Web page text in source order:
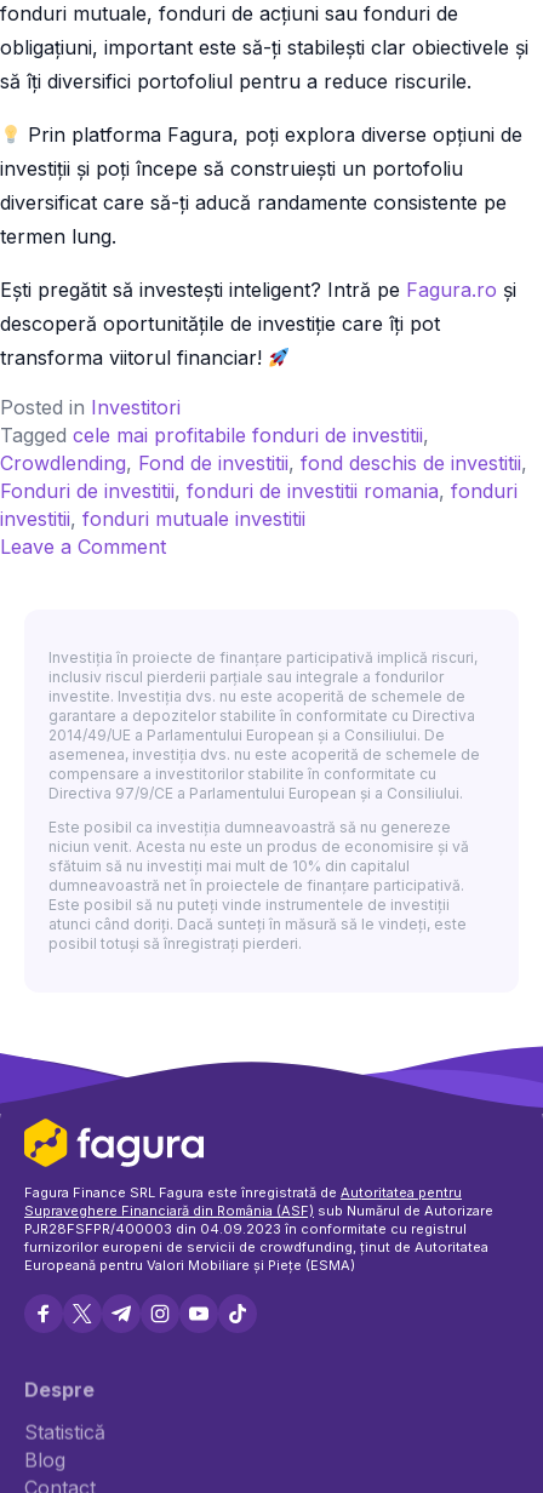
fonduri mutuale, fonduri de acțiuni sau fonduri de
obligațiuni, important este să-ți stabilești clar obiectivele și
să îți diversifici portofoliul pentru a reduce riscurile.
Prin platforma Fagura, poți explora diverse opțiuni de
investiții și poți începe să construiești un portofoliu
diversificat care să-ți aducă randamente consistente pe
termen lung.
Ești pregătit să investești inteligent? Intră pe Fagura.ro și
descoperă oportunitățile de investiție care îți pot
transforma viitorul financiar!
Posted in Investitori
Tagged cele mai profitabile fonduri de investitii,
Crowdlending, Fond de investitii, fond deschis de investitii,
Fonduri de investitii, fonduri de investitii romania, fonduri
investitii, fonduri mutuale investitii
Leave a Commenton
de
investiții
disponibile
în
România
Investiția în proiecte de finanțare participativă implică riscuri,
inclusiv riscul pierderii parțiale sau integrale a fondurilor
investite. Investiția dvs. nu este acoperită de schemele de
garantare a depozitelor stabilite în conformitate cu Directiva
2014/49/UE a Parlamentului European și a Consiliului. De
asemenea, investiția dvs. nu este acoperită de schemele de
compensare a investitorilor stabilite în conformitate cu
Directiva 97/9/CE a Parlamentului European și a Consiliului.
Este posibil ca investiția dumneavoastră să nu genereze
niciun venit. Acesta nu este un produs de economisire și vă
sfătuim să nu investiți mai mult de 10% din capitalul
dumneavoastră net în proiectele de finanțare participativă.
Este posibil să nu puteți vinde instrumentele de investiții
atunci când doriți. Dacă sunteți în măsură să le vindeți, este
posibil totuși să înregistrați pierderi.
Fagura Finance SRL Fagura este înregistrată de Autoritatea pentru
Supraveghere Financiară din România (ASF) sub Numărul de Autorizare
PJR28FSFPR/400003 din 04.09.2023 în conformitate cu registrul
furnizorilor europeni de servicii de crowdfunding, ținut de Autoritatea
Europeană pentru Valori Mobiliare și Piețe (ESMA)
Despre
Statistică
Blog
Contact